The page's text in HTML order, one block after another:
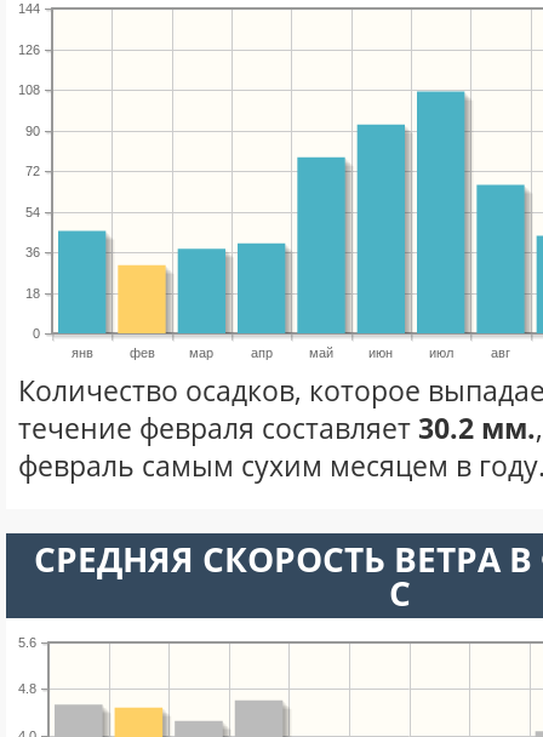
янв фев мар апр май июн июл авг
0
18
36
54
72
90
108
126
144
Количество осадков, которое
течение февраля составляет30.2 мм.
февраль самым сухим месяцем в
СРЕДНЯЯ СКОРОСТЬ ВЕТРА
С
4.8
5.6